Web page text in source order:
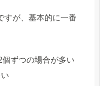
すが、基本的に一番
ずつの場合が多い